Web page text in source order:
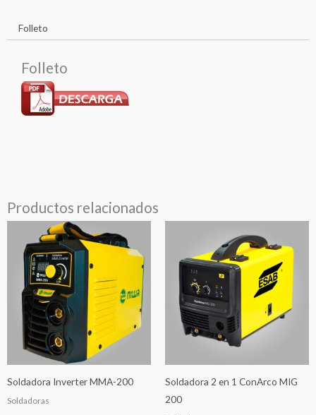
Folleto
Folleto
Productos relacionados
Soldadora Inverter MMA-200
Soldadoras
Soldadora 2 en 1 ConArco MIG
200